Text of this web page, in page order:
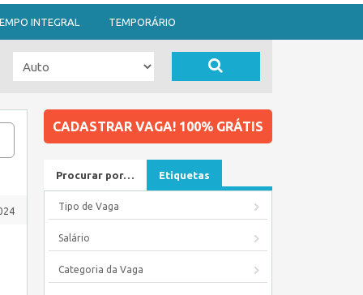
INTEGRAL TEMPORÁRIO
CADASTRAR VAGA! 100% GRÁTIS
Procurar por… Etiquetas
Tipo de Vaga
Salário
Categoria da Vaga